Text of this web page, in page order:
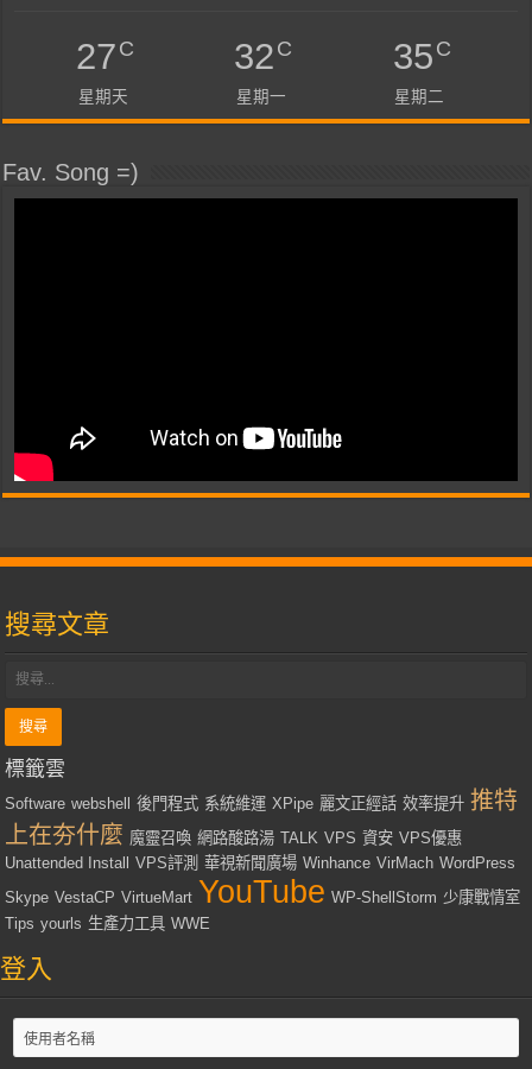
27C
星期天
32C
星期一
35C
星期二
Fav. Song =)
搜尋文章
標籤雲
Software webshell 後門程式 系統維運 XPipe 麗文正經話 效率提升 推特
上在夯什麼 魔靈召喚 網路酸路湯 TALK VPS 資安 VPS優惠
Unattended Install
VPS評測 華視新聞廣場 Winhance VirMach WordPress
Skype VestaCP VirtueMart YouTube WP-ShellStorm 少康戰情室
Tips yourls 生產力工具 WWE
登入